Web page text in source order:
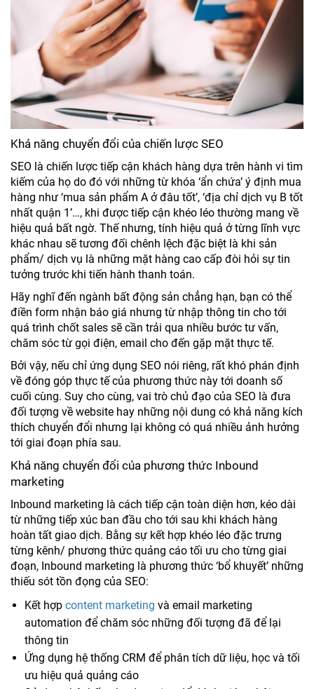
Khả năng chuyển đổi của chiến lược SEO
SEO là chiến lược tiếp cận khách hàng dựa trên hành vi tìm
kiếm của họ do đó với những từ khóa ‘ẩn chứa’ ý định mua
hàng như ‘mua sản phẩm A ở đâu tốt’, ‘địa chỉ dịch vụ B tốt
nhất quận 1’…, khi được tiếp cận khéo léo thường mang về
hiệu quả bất ngờ. Thế nhưng, tính hiệu quả ở từng lĩnh vực
khác nhau sẽ tương đối chênh lệch đặc biệt là khi sản
phẩm/ dịch vụ là những mặt hàng cao cấp đòi hỏi sự tin
tưởng trước khi tiến hành thanh toán.
Hãy nghĩ đến ngành bất động sản chẳng hạn, bạn có thể
điền form nhận báo giá nhưng từ nhập thông tin cho tới
quá trình chốt sales sẽ cần trải qua nhiều bước tư vấn,
chăm sóc từ gọi điện, email cho đến gặp mặt thực tế.
Bởi vậy, nếu chỉ ứng dụng SEO nói riêng, rất khó phán định
về đóng góp thực tế của phương thức này tới doanh số
cuối cùng. Suy cho cùng, vai trò chủ đạo của SEO là đưa
đối tượng về website hay những nội dung có khả năng kích
thích chuyển đổi nhưng lại không có quá nhiều ảnh hưởng
tới giai đoạn phía sau.
Khả năng chuyển đổi của phương thức Inbound
marketing
Inbound marketing là cách tiếp cận toàn diện hơn, kéo dài
từ những tiếp xúc ban đầu cho tới sau khi khách hàng
hoàn tất giao dịch. Bằng sự kết hợp khéo léo đặc trưng
từng kênh/ phương thức quảng cáo tối ưu cho từng giai
đoạn, Inbound marketing là phương thức ‘bổ khuyết’ những
thiếu sót tồn đọng của SEO:
Kết hợp content marketing và email marketing
automation để chăm sóc những đối tượng đã để lại
thông tin
Ứng dụng hệ thống CRM để phân tích dữ liệu, học và tối
ưu hiệu quả quảng cáo